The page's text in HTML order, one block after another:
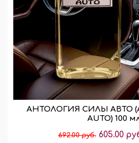
АНТОЛОГИЯ СИЛЫ АВТО
AUTO) 100
692.00 руб. 605.00